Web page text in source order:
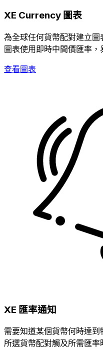
XE Currency 圖表
為全球任何貨幣配對建立
圖表使用即時中間價匯率，
查看圖表
XE 匯率通知
需要知道某個貨幣何時達
所選貨幣配對觸及所需匯率